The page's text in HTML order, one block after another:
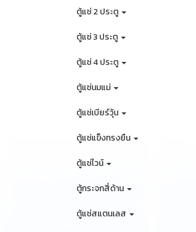
ตู้แช่ 2 ประตู
ตู้แช่ 3 ประตู
ตู้แช่ 4 ประตู
ตู้แช่นมแม่
ตู้แช่เบียร์วุ้น
ตู้แช่แข็งทรงยืน
ตู้แช่ไวน์
ตู้กระจกสี่ด้าน
ตู้แช่สแตนเลส